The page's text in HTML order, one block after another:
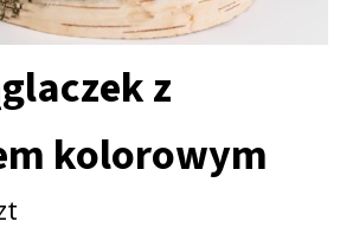
z
kolorowym